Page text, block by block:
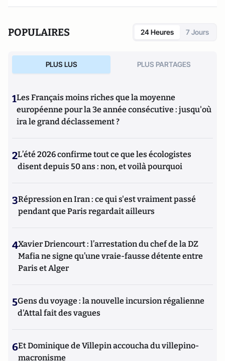
POPULAIRES 24 Heures 7 Jours
PLUS LUS PLUS PARTAGES
1Les Français moins riches que la moyenne
européenne pour la 3e année consécutive : jusqu'où
ira le grand déclassement ?
2L’été 2026 confirme tout ce que les écologistes
disent depuis 50 ans : non, et voilà pourquoi
3Répression en Iran : ce qui s'est vraiment passé
pendant que Paris regardait ailleurs
4Xavier Driencourt : l’arrestation du chef de la DZ
Mafia ne signe qu’une vraie-fausse détente entre
Paris et Alger
5Gens du voyage : la nouvelle incursion régalienne
d'Attal fait des vagues
6Et Dominique de Villepin accoucha du villepino-
macronisme